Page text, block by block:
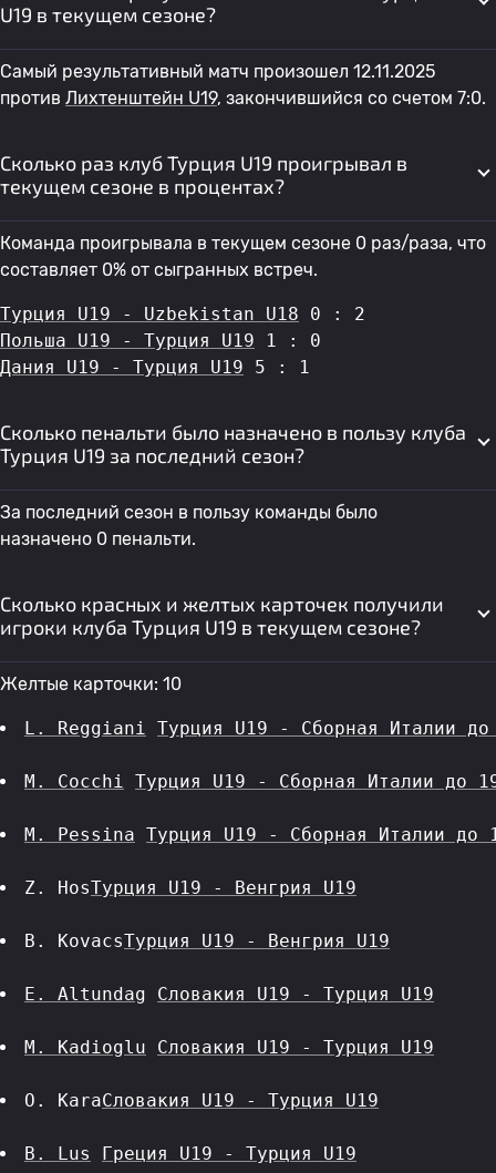
U19 в текущем сезоне?
Самый результативный матч произошел 12.11.2025
против Лихтенштейн U19, закончившийся со счетом 7:0.
Сколько раз клуб Турция U19 проигрывал в
текущем сезоне в процентах?
Команда проигрывала в текущем сезоне 0 раз/раза, что
составляет 0% от сыгранных встреч.
Турция U19 - Uzbekistan U18 0 : 2
Польша U19 - Турция U19 1 : 0
Дания U19 - Турция U19 5 : 1
Сколько пенальти было назначено в пользу клуба
Турция U19 за последний сезон?
За последний сезон в пользу команды было
назначено 0 пенальти.
Сколько красных и желтых карточек получили
игроки клуба Турция U19 в текущем сезоне?
Желтые карточки: 10
L. Reggiani Турция U19 - Сборная Италии
M. Cocchi Турция U19 - Сборная Италии до
M. Pessina Турция U19 - Сборная Италии до
Z. HosТурция U19 - Венгрия U19
B. KovacsТурция U19 - Венгрия U19
E. Altundag Словакия U19 - Турция U19
M. Kadioglu Словакия U19 - Турция U19
O. KaraСловакия U19 - Турция U19
B. Lus Греция U19 - Турция U19